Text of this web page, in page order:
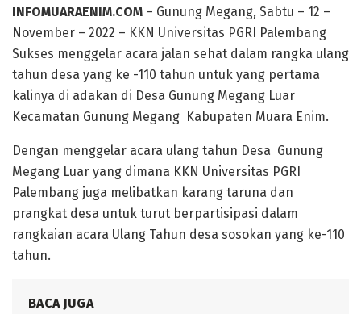
INFOMUARAENIM.COM – Gunung Megang, Sabtu – 12 –
November – 2022 – KKN Universitas PGRI Palembang
Sukses menggelar acara jalan sehat dalam rangka ulang
tahun desa yang ke -110 tahun untuk yang pertama
kalinya di adakan di Desa Gunung Megang Luar
Kecamatan Gunung Megang Kabupaten Muara Enim.
Dengan menggelar acara ulang tahun Desa Gunung
Megang Luar yang dimana KKN Universitas PGRI
Palembang juga melibatkan karang taruna dan
prangkat desa untuk turut berpartisipasi dalam
rangkaian acara Ulang Tahun desa sosokan yang ke-110
tahun.
BACA JUGA